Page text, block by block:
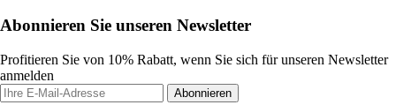
Abonnieren Sie unseren Newsletter
Profitieren Sie von 10% Rabatt, wenn Sie sich für unseren Newsletter
anmelden
Abonnieren